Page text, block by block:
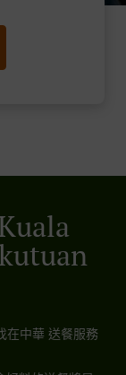
中華 送餐服務